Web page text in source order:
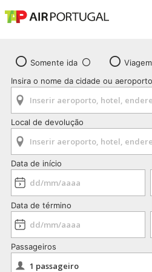
Somente ida
Insira o nome da cidade ou aeroporto
Local de devolução
Data de início
Data de término
Passageiros